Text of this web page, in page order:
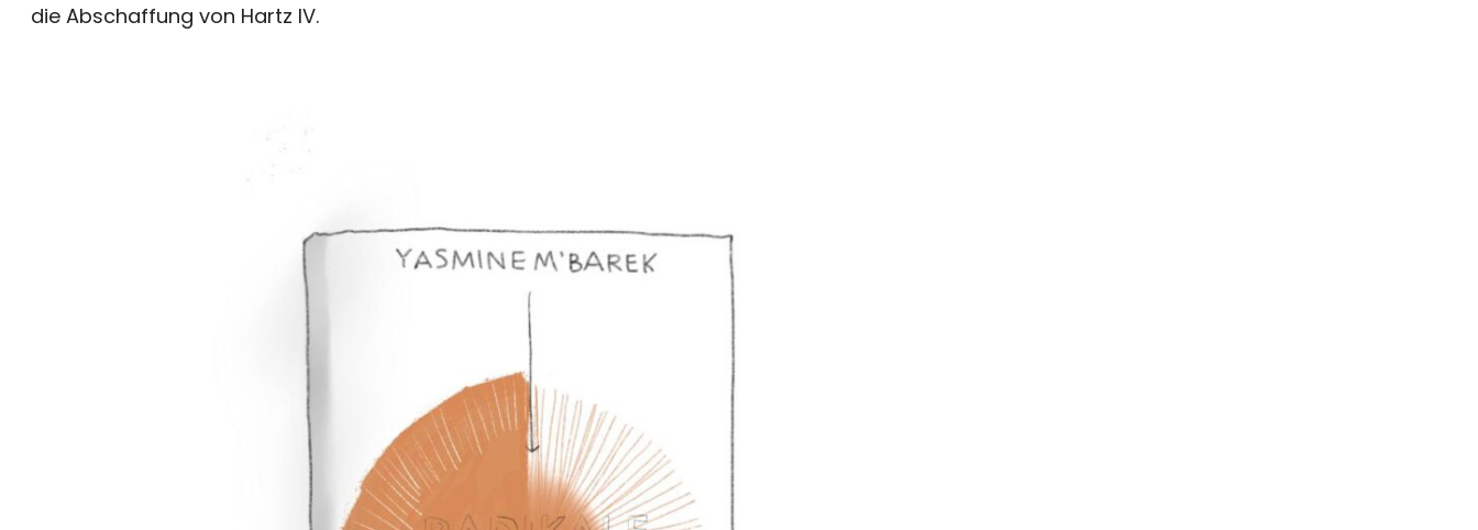
die Abschaffung von Hartz IV.